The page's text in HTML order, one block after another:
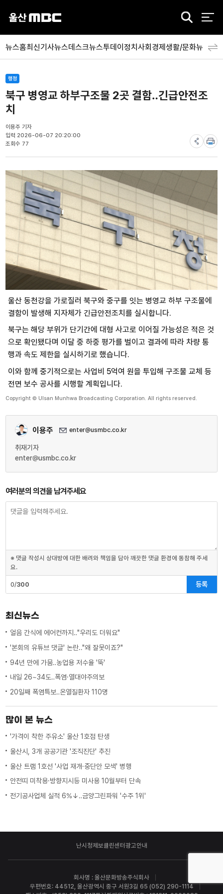
검
뉴스홈최신기사뉴스데스크뉴스투데이정치사회경제생활/문화뉴스특
행정
북구 병영교 하부구조물 2곳 결함‥긴급안전조
치
이용주 기자
입력 2026-06-07 20:20:00
조회수 77
울산 동천강을 가로질러 북구와 중구를 잇는 병영교 하부 구조물에
결함이 발생해 지자체가 긴급안전조치를 실시합니다.
북구는 해당 부위가 단기간에 대형 사고로 이어질 가능성은 적은 것
으로 확인됐다며 이달 중 하중 평가를 벌이고 결과에 따라 차량 통
행과 속도 제한을 실시하기로 했습니다.
이와 함께 중기적으로는 사업비 5억여 원을 투입해 구조물 교체 등
전면 보수 공사를 시행할 계획입니다.
Copyright © Ulsan Munhwa Broadcasting Corporation. All rights reserved.
이용주 enter@usmbc.co.kr
취재기자
enter@usmbc.co.kr
여러분의 의견을 남겨주세요
※ 댓글 작성시 상대방에 대한 배려와 책임을 담아 깨끗한 댓글 환경에 동참해 주세
요.
0/300 등록
최신뉴스
얼음 간식에 에어컨까지‥"우리도 더워요"
'본회의 유튜브 댓글' 논란.."왜 잘못이죠?"
94년 만에 가뭄‥농업용 저수율 '뚝'
내일 26~34도‥폭염·열대야주의보
20일째 폭염특보‥온열질환자 110명
많이 본 뉴스
'가격이 착한 주유소' 울산 1호점 탄생
울산시, 3개 공공기관 '조직진단' 추진
울산 트램 1호선 '사업 재개·중단안 모색' 병행
안전띠 미착용·방향지시등 미사용 10월부터 단속
전기공사업체 실적 6%↓‥금양그린파워 '수주 1위'
난시청제보클린센터광고안내
회사명 : 울산문화방송주식회사
우편번호: 44512, 울산광역시 중구 서원3길 65 (052) 290-1114